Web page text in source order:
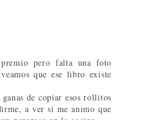
premio pero falta una foto
que ese libro existe
de copiar esos rollitos
a ver si me animo que